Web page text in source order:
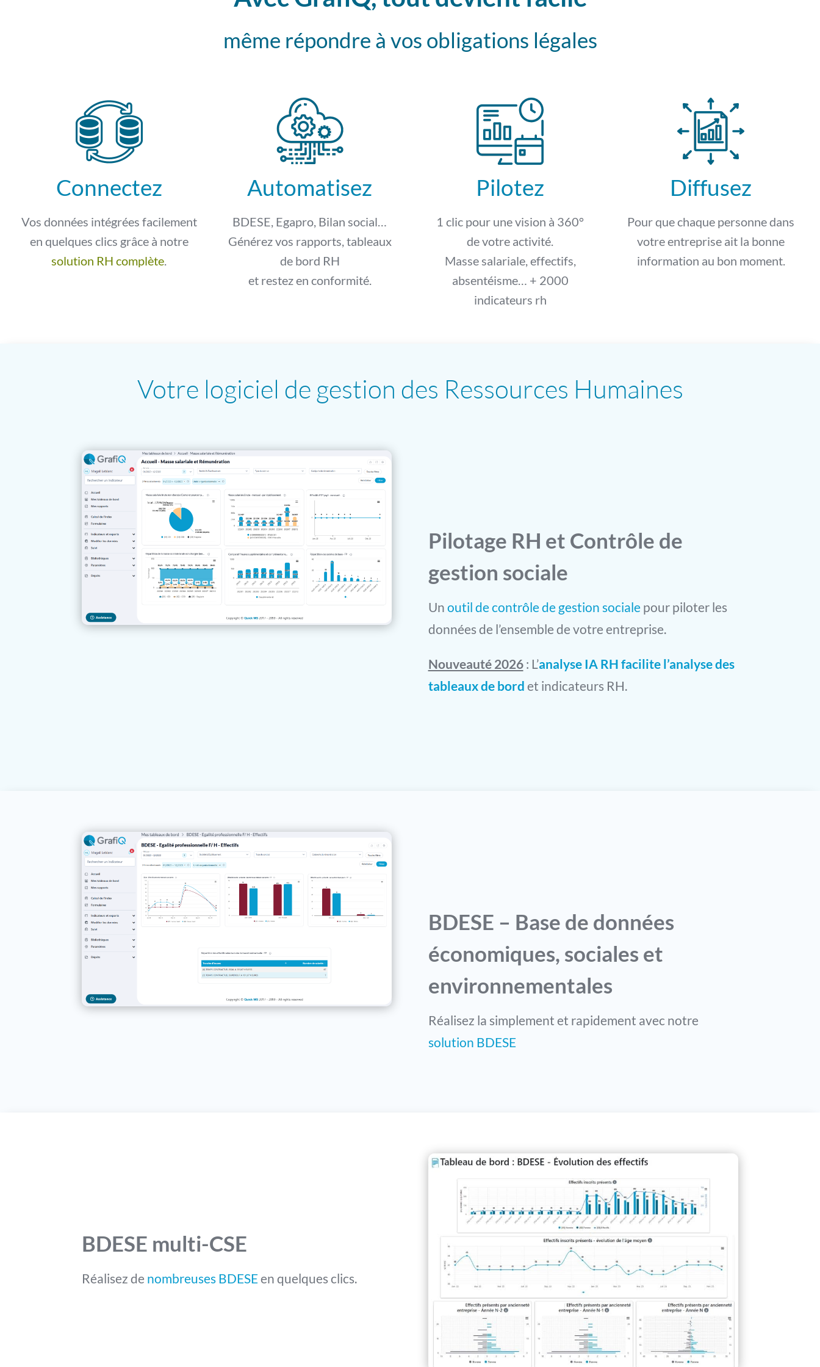
même répondre à vos obligations légales
Connectez
Vos données intégrées facilement
en quelques clics grâce à notre
solution RH complète.
Automatisez
BDESE, Egapro, Bilan social…
Générez vos rapports, tableaux
de bord RH
et restez en conformité.
Pilotez
1 clic pour une vision à 360°
de votre activité.
Masse salariale, effectifs,
absentéisme… + 2000
indicateurs rh
Diffusez
Pour que chaque personne dans
votre entreprise ait la bonne
information au bon moment.
Votre logiciel de gestion des Ressources Humaines
Pilotage RH et Contrôle de
gestion sociale
Un outil de contrôle de gestion socialepour piloter les
données de l’ensemble de votre entreprise.
Nouveauté 2026: L’analyse IA RH facilite l’analyse des
tableaux de bord et indicateurs RH.
BDESE – Base de données
économiques, sociales et
environnementales
Réalisez la simplement et rapidement avec notre
solution BDESE
BDESE multi-CSE
Réalisez de nombreuses BDESEen quelques clics.